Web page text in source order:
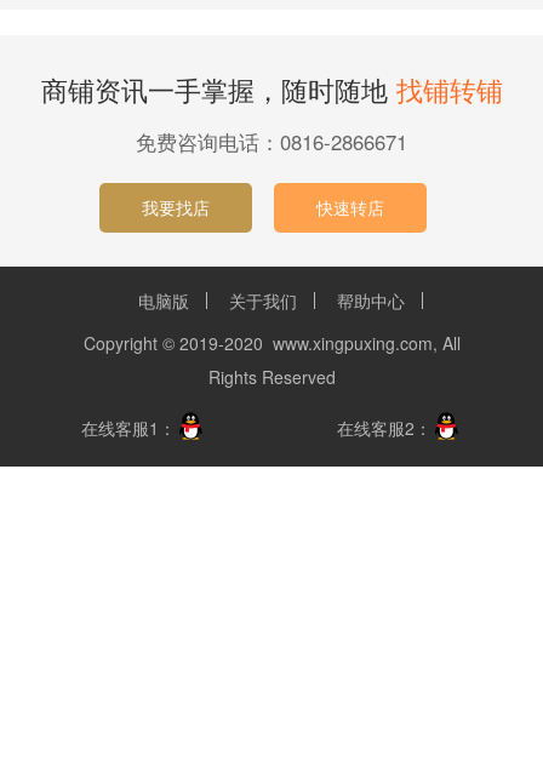
商铺资讯一手掌握，随时随地 找铺转铺
免费咨询电话：0816-2866671
我要找店 快速转店
电脑版 关于我们
帮助中心
Copyright © 2019-2020 www.xingpuxing.com, All
Rights Reserved
在线客服1： 在线客服2：